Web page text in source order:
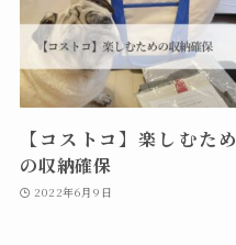
【コストコ】楽しむため
の収納確保
2022年6月9日